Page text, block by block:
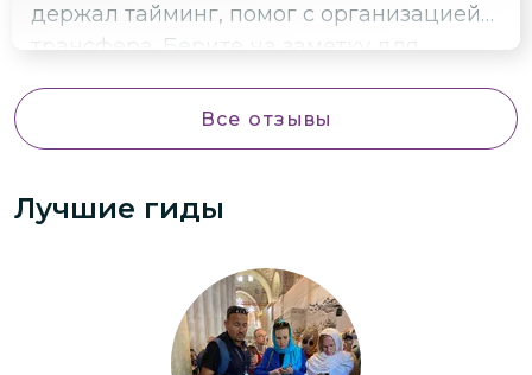
экскурсию всем, кто хочет познакомиться
держал тайминг, помог с организацией
трансфера. Берите на заметку для
Все отзывы
Лучшие гиды